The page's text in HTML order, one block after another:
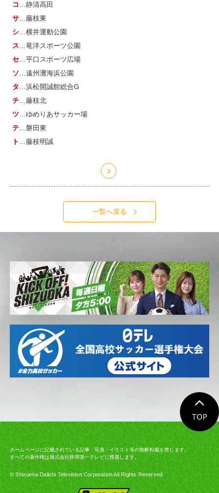
コ …静清高田
サ…藤枝東
シ…横井運動公園
ス…竜洋スポーツ公園
セ…平口スポーツ広場
ソ…遠州灘海浜公園
タ …浜松開誠館総合G
チ…藤枝北
ツ…ゆめりあサッカー場
テ…磐田東
ト …藤枝明誠
一覧へ戻る
ホームページに記載されている記事・写真・イラスト等の無断転載を禁じます。
すべての著作権は株式会社静岡第一テレビに帰属します。
© Shizuoka Daiichi Television Corporation All Rights Reserved.